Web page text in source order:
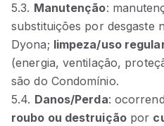
5.3. Manutenção:
substituições por desgaste
Dyona; limpeza/uso
(energia, ventilação,
são do Condomínio.
5.4. Danos/Perda:
roubo ou destruiçãopor